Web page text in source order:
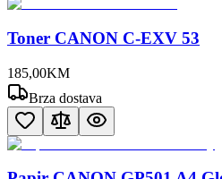
Toner CANON C-EXV 53
185,00KM
Brza dostava